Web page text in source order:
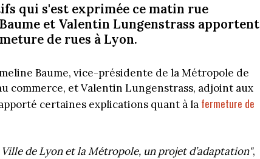
qui s'est exprimée ce matin rue
et Valentin Lungenstrass apportent
de rues à Lyon.
Baume, vice-présidente de la Métropole de
commerce, et Valentin Lungenstrass, adjoint aux
certaines explications quant à la fermeture de
de Lyon et la Métropole, un projet d’adaptation",